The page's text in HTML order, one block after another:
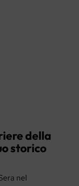
della
storico
nel